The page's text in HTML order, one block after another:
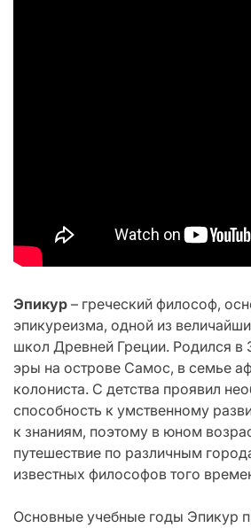
Эпикур – греческий философ,
эпикуреизма, одной из
школ Древней Греции. Родился в
эры на острове Самос, в семье
колониста. С детства проявил
способность к умственному
к знаниям, поэтому в юном
путешествие по различным
известных философов того
Основные учебные годы Эпикур